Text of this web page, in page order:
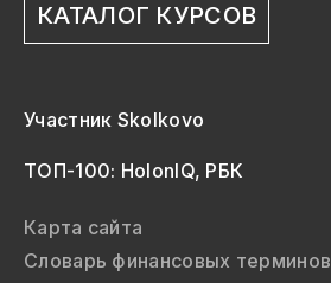
КАТАЛОГ КУРСОВ
Участник Skolkovo
ТОП-100: HolonIQ, РБК
Карта сайта
Словарь финансовых терминов